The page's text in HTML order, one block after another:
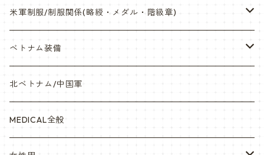
サバゲー装備品・バッテリー
オリジナルパッチ
841マスク・BDUカスタム
赤ちゃん用
陸軍/USARMY
空軍/USAF
海軍/USN
宇宙軍
米軍制服/制服関係(略綬・メダル・階級章)
略綬・リボンバー・メダル等
ピンズ類 階級章(ランク)・資格章等
アメリカ軍制服
ベトナム装備
サムズミリタリ屋さん
セスラー中田商店さん
北ベトナム/中国軍
MEDICAL全般